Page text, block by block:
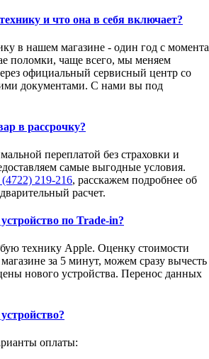
и что она в себя включает?
в нашем магазине - один год с момента
поломки, чаще всего, мы меняем
официальный сервисный центр со
документами. С нами вы под
в рассрочку?
переплатой без страховки и
самые выгодные условия.
219-216, расскажем подробнее об
расчет.
по Trade-in?
технику Apple. Оценку стоимости
за 5 минут, можем сразу вычесть
нового устройства. Перенос данных
оплаты: